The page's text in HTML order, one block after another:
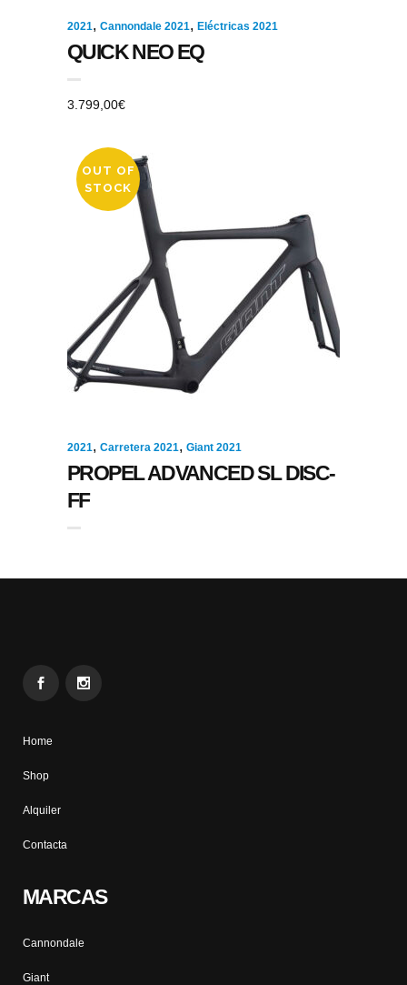
2021, Cannondale 2021, Eléctricas 2021
QUICK NEO EQ
3.799,00€
OUT OF
STOCK
2021, Carretera 2021, Giant 2021
PROPEL ADVANCED SL DISC-
FF
Home
Shop
Alquiler
Contacta
MARCAS
Cannondale
Giant